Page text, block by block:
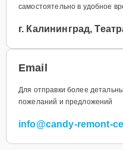
самостоятельно в удобное
г. Калининград,
Email
Для отправки более
пожеланий и предложений
info@candy-remont-